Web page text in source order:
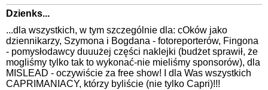
Dzienks...
...dla wszystkich, w tym szczególnie dla: cOków jako
dziennikarzy, Szymona i Bogdana - fotoreporterów, Fingona
- pomysłodawcy duuużej części naklejki (budżet sprawił, że
mogliśmy tylko tak to wykonać-nie mieliśmy sponsorów), dla
MISLEAD - oczywiście za free show! I dla Was wszystkich
CAPRIMANIACY, którzy byliście (nie tylko Capri)!!!